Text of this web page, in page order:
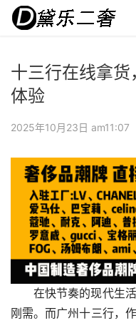
十三行在线拿
体验
2025年10月23日 am11:07
在快节奏的现代生
刚需。而广州十三行，